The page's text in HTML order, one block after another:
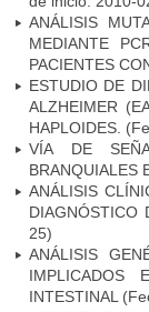
ANÁLISIS
MEDIANTE
PACIENTES
ESTUDIO DE
ALZHEIMER
HAPLOIDES.
VÍA DE
BRANQUIALES
ANÁLISIS
DIAGNÓSTICO
25)
ANÁLISIS
IMPLICADOS
INTESTINAL